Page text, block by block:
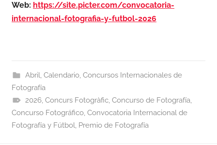
Web: https://site.picter.com/convocatoria-
internacional-fotografia-y-futbol-2026
Abril, Calendario, Concursos Internacionales de
Fotografía
2026, Concurs Fotogràfic, Concurso de Fotografía,
Concurso Fotográfico, Convocatoria Internacional de
Fotografía y Fútbol, Premio de Fotografía